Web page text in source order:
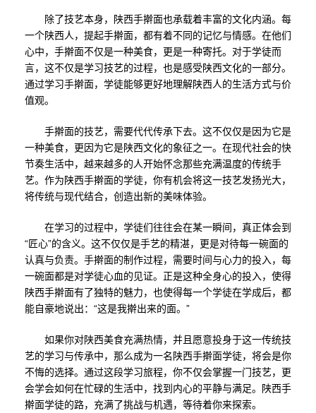
除了技艺本身，陕西手擀面也承载着丰富的文化内涵。每
一个陕西人，提起手擀面，都有着不同的记忆与情感。在他们
心中，手擀面不仅是一种美食，更是一种寄托。对于学徒而
言，这不仅是学习技艺的过程，也是感受陕西文化的一部分。
通过学习手擀面，学徒能够更好地理解陕西人的生活方式与价
值观。
手擀面的技艺，需要代代传承下去。这不仅仅是因为它是
一种美食，更因为它是陕西文化的象征之一。在现代社会的快
节奏生活中，越来越多的人开始怀念那些充满温度的传统手
艺。作为陕西手擀面的学徒，你有机会将这一技艺发扬光大，
将传统与现代结合，创造出新的美味体验。
在学习的过程中，学徒们往往会在某一瞬间，真正体会到
“匠心”的含义。这不仅仅是手艺的精湛，更是对待每一碗面的
认真与负责。手擀面的制作过程，需要时间与心力的投入，每
一碗面都是对学徒心血的见证。正是这种全身心的投入，使得
陕西手擀面有了独特的魅力，也使得每一个学徒在学成后，都
能自豪地说出：“这是我擀出来的面。”
如果你对陕西美食充满热情，并且愿意投身于这一传统技
艺的学习与传承中，那么成为一名陕西手擀面学徒，将会是你
不悔的选择。通过这段学习旅程，你不仅会掌握一门技艺，更
会学会如何在忙碌的生活中，找到内心的平静与满足。陕西手
擀面学徒的路，充满了挑战与机遇，等待着你来探索。